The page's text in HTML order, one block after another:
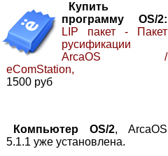
Купить
программу OS/2:
LIP пакет - Пакет
русификации
ArcaOS /
eComStation,
1500 руб
Компьютер OS/2, ArcaOS
5.1.1 уже установлена.